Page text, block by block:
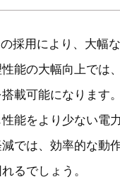
採用により、大幅
能の大幅向上では
載可能になります
能をより少ない電
では、効率的な動
るでしょう。